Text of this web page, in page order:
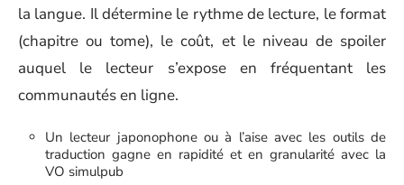
la langue. Il détermine le rythme de lecture, le format
(chapitre ou tome), le coût, et le niveau de spoiler
auquel le lecteur s’expose en fréquentant les
communautés en ligne.
Un lecteur japonophone ou à l’aise avec les outils de
traduction gagne en rapidité et en granularité avec la
VO simulpub